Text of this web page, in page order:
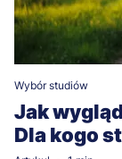
Wybór studiów
Jak
Dla kogo